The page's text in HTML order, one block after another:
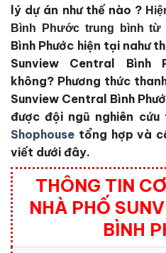
lý dự án như thế nào ?
Bình Phước trung bình từ
Bình Phước hiện tại nahư
Sunview Central Bình
không? Phương thức
Sunview Central Bình
được đội ngũ nghiên
Shophouse tổng hợp và
viết dưới đây.
THÔNG TIN
NHÀ PHỐ
BÌNH